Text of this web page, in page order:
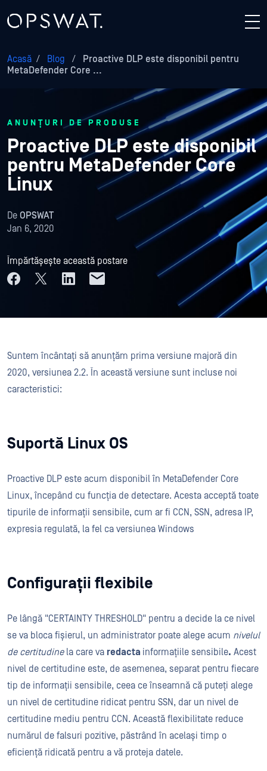
Acasă / Blog /
Proactive DLP este disponibil pentru
MetaDefender Core ...
ANUNȚURI DE PRODUSE
Proactive DLP este disponibil
pentru MetaDefender Core
Linux
De OPSWAT
Jan 6, 2020
Împărtășește această postare
Suntem încântați să anunțăm prima versiune majoră din
2020, versiunea 2.2. În această versiune sunt incluse noi
caracteristici:
Suportă Linux OS
Proactive DLP este acum disponibil în MetaDefender Core
Linux, începând cu funcția de detectare. Acesta acceptă toate
tipurile de informații sensibile, cum ar fi CCN, SSN, adresa IP,
expresia regulată, la fel ca versiunea Windows
Configurații flexibile
Pe lângă "CERTAINTY THRESHOLD" pentru a decide la ce nivel
se va bloca fișierul, un administrator poate alege acum nivelul
de certitudinela care va redacta informațiile sensibile. Acest
nivel de certitudine este, de asemenea, separat pentru fiecare
tip de informații sensibile, ceea ce înseamnă că puteți alege
un nivel de certitudine ridicat pentru SSN, dar un nivel de
certitudine mediu pentru CCN. Această flexibilitate reduce
numărul de falsuri pozitive, păstrând în același timp o
eficiență ridicată pentru a vă proteja datele.